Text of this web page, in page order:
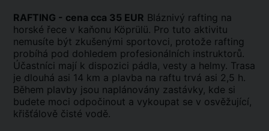
RAFTING - cena cca 35 EUR Bláznivý rafting na
horské řece v kaňonu Köprülü. Pro tuto aktivitu
nemusíte být zkušenými sportovci, protože rafting
probíhá pod dohledem profesionálních instruktorů.
Účastníci mají k dispozici pádla, vesty a helmy. Trasa
je dlouhá asi 14 km a plavba na raftu trvá asi 2,5 h.
Během plavby jsou naplánovány zastávky, kde si
budete moci odpočinout a vykoupat se v osvěžující,
křišťálově čisté vodě.